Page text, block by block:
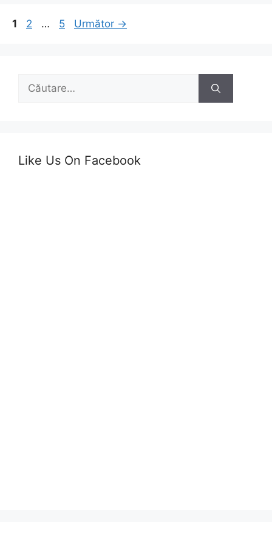
Navigare
Pagina
1 Pagina
2 … Pagina
5 Următor →
Caută
Like Us On Facebook